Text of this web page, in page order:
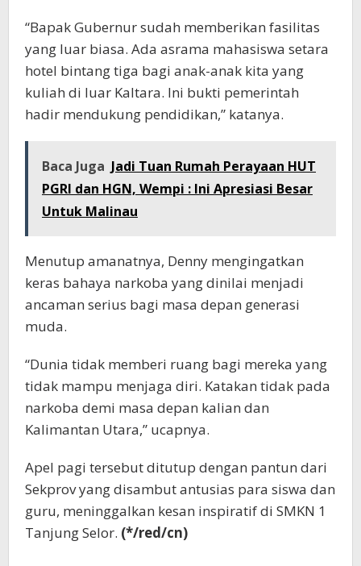
“Bapak Gubernur sudah memberikan fasilitas
yang luar biasa. Ada asrama mahasiswa setara
hotel bintang tiga bagi anak-anak kita yang
kuliah di luar Kaltara. Ini bukti pemerintah
hadir mendukung pendidikan,” katanya.
Baca Juga Jadi Tuan Rumah Perayaan HUT
PGRI dan HGN, Wempi : Ini Apresiasi Besar
Untuk Malinau
Menutup amanatnya, Denny mengingatkan
keras bahaya narkoba yang dinilai menjadi
ancaman serius bagi masa depan generasi
muda.
“Dunia tidak memberi ruang bagi mereka yang
tidak mampu menjaga diri. Katakan tidak pada
narkoba demi masa depan kalian dan
Kalimantan Utara,” ucapnya.
Apel pagi tersebut ditutup dengan pantun dari
Sekprov yang disambut antusias para siswa dan
guru, meninggalkan kesan inspiratif di SMKN 1
Tanjung Selor. (*/red/cn)